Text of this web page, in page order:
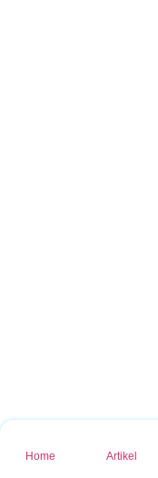
Home Artikel